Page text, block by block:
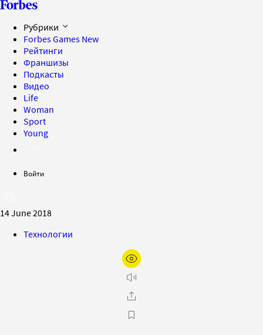
Рубрики
Forbes Games New
Рейтинги
Франшизы
Подкасты
Видео
Life
Woman
Sport
Young
Войти
14 June 2018
Технологии